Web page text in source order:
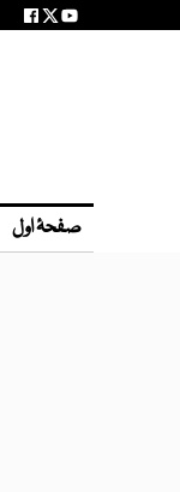
صفحۂ اول